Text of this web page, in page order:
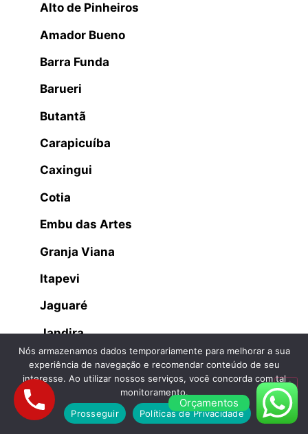
Alto de Pinheiros
Amador Bueno
Barra Funda
Barueri
Butantã
Carapicuíba
Caxingui
Cotia
Embu das Artes
Granja Viana
Itapevi
Jaguaré
Jandira
Jaraguá
Lapa
Osasco
Orçamentos
Nós armazenamos dados temporariamente para melhorar a sua
experiência de navegação e recomendar conteúdo de seu
interesse. Ao utilizar nossos serviços, você concorda com tal
monitoramento.
Prosseguir
Políticas de Privacidade